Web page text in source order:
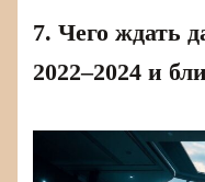
7. Чего ждать
2022–2024 и